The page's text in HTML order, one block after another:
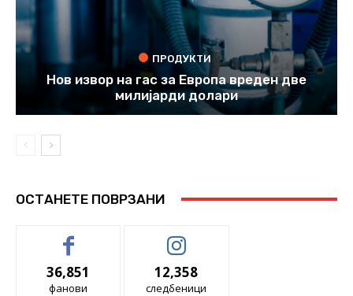
ПРОДУКТИ
Нов извор на гас за Европа вреден две
милијарди долари
ОСТАНЕТЕ ПОВРЗАНИ
36,851
фанови
12,358
следбеници